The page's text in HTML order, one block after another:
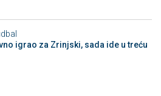
igrao za Zrinjski, sada ide u treću